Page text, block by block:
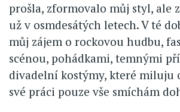
prošla, zformovalo můj styl, ale
už v osmdesátých letech. V té
můj zájem o rockovou hudbu,
scénou, pohádkami, temnými
divadelní kostýmy, které miluju
své práci pouze vše smíchám